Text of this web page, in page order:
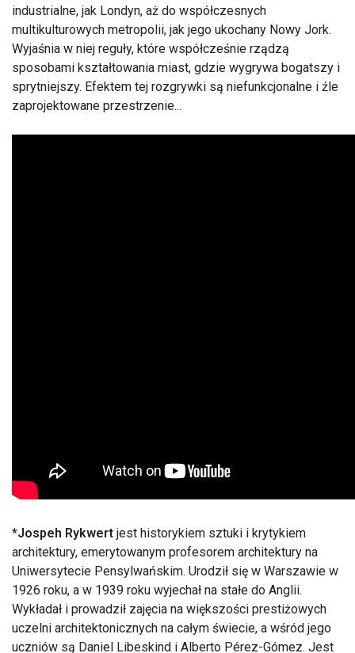
industrialne, jak Londyn, aż do współczesnych
multikulturowych metropolii, jak jego ukochany Nowy Jork.
Wyjaśnia w niej reguły, które współcześnie rządzą
sposobami kształtowania miast, gdzie wygrywa bogatszy i
sprytniejszy. Efektem tej rozgrywki są niefunkcjonalne i źle
zaprojektowane przestrzenie...
*Jospeh Rykwert jest historykiem sztuki i krytykiem
architektury, emerytowanym profesorem architektury na
Uniwersytecie Pensylwańskim. Urodził się w Warszawie w
1926 roku, a w 1939 roku wyjechał na stałe do Anglii.
Wykładał i prowadził zajęcia na większości prestiżowych
uczelni architektonicznych na całym świecie, a wśród jego
uczniów są Daniel Libeskind i Alberto Pérez-Gómez. Jest